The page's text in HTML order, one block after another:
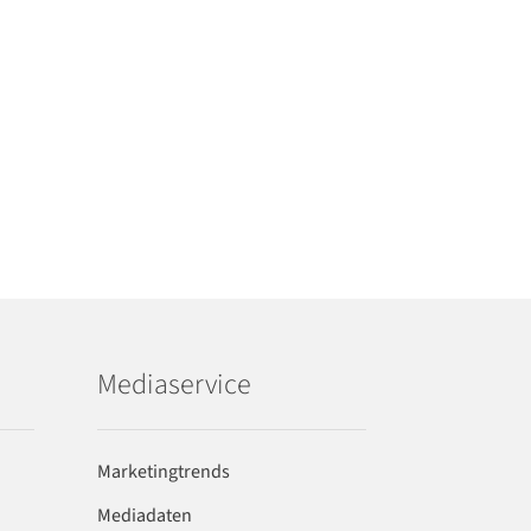
Mediaservice
Marketingtrends
Mediadaten